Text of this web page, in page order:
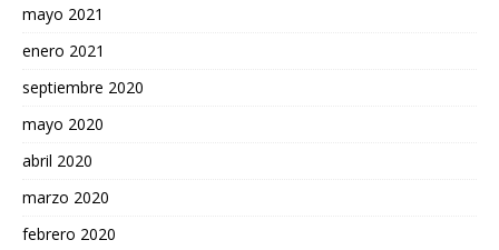
mayo 2021
enero 2021
septiembre 2020
mayo 2020
abril 2020
marzo 2020
febrero 2020